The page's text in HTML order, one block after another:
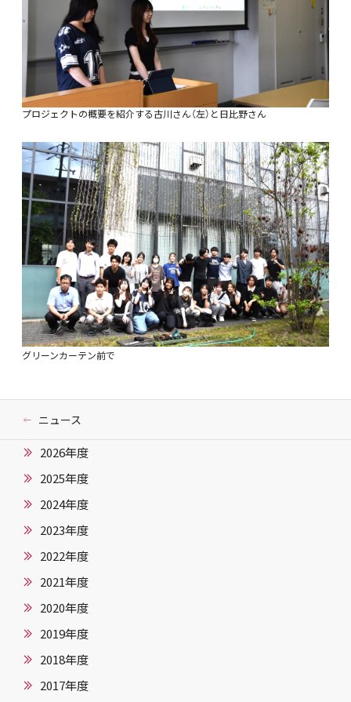
プロジェクトの概要を紹介する古川さん（左）と日比野さん
グリーンカーテン前で
ニュース
2026年度
2025年度
2024年度
2023年度
2022年度
2021年度
2020年度
2019年度
2018年度
2017年度